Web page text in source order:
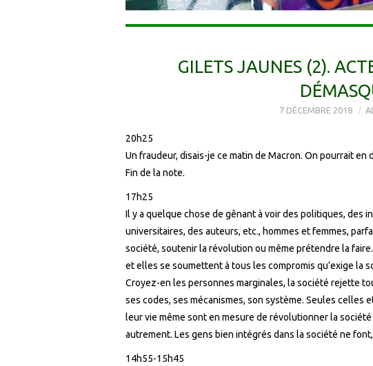
GILETS JAUNES (2).
7 DÉCEMBRE 2018
20h25
Un fraudeur, disais-je ce matin de Macron. On pourrait en
Fin de la note.
17h25
Il y a quelque chose de gênant à voir des politiques, des
universitaires, des auteurs, etc., hommes et femmes,
société, soutenir la révolution ou même prétendre la
et elles se soumettent à tous les compromis qu’exige la
Croyez-en les personnes marginales, la société rejette
ses codes, ses mécanismes, son système. Seules celles
leur vie même sont en mesure de révolutionner la société
autrement. Les gens bien intégrés dans la société ne
14h55-15h45